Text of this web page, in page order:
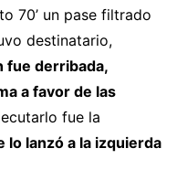
70’ un pase filtrado
destinatario,
fue derribada,
a favor de las
fue la
lo lanzó a la izquierda